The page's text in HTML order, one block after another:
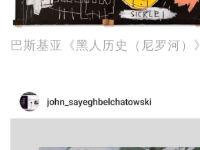
巴斯基亚《黑人历史（尼罗河）》